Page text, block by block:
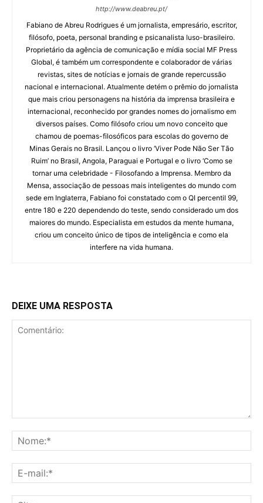
http://www.deabreu.pt/
Fabiano de Abreu Rodrigues é um jornalista, empresário, escritor,
filósofo, poeta, personal branding e psicanalista luso-brasileiro.
Proprietário da agência de comunicação e mídia social MF Press
Global, é também um correspondente e colaborador de várias
revistas, sites de notícias e jornais de grande repercussão
nacional e internacional. Atualmente detém o prêmio do jornalista
que mais criou personagens na história da imprensa brasileira e
internacional, reconhecido por grandes nomes do jornalismo em
diversos países. Como filósofo criou um novo conceito que
chamou de poemas-filosóficos para escolas do governo de
Minas Gerais no Brasil. Lançou o livro ‘Viver Pode Não Ser Tão
Ruim’ no Brasil, Angola, Paraguai e Portugal e o livro ‘Como se
tornar uma celebridade - Filosofando a Imprensa. Membro da
Mensa, associação de pessoas mais inteligentes do mundo com
sede em Inglaterra, Fabiano foi constatado com o QI percentil 99,
entre 180 e 220 dependendo do teste, sendo considerado um dos
maiores do mundo. Especialista em estudos da mente humana,
criou um conceito único de tipos de inteligência e como ela
interfere na vida humana.
DEIXE UMA RESPOSTA